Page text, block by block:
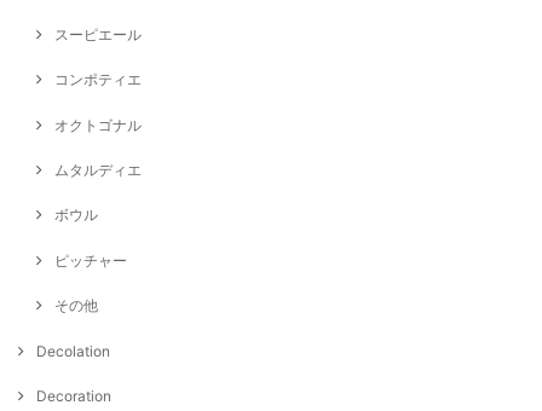
スーピエール
コンポティエ
オクトゴナル
ムタルディエ
ボウル
ピッチャー
その他
Decolation
Decoration